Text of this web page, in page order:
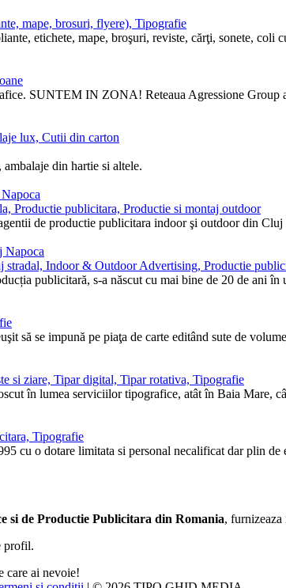
mape, brosuri, flyere), Tipografie
etichete, mape, broşuri, reviste, cărţi, sonete, coli
SUNTEM IN ZONA! Reteaua Agressione Group
lux, Cutii din carton
din hartie si altele.
Productie publicitara, Productie si montaj outdoor
de productie publicitara indoor şi outdoor din
Napoca
stradal, Indoor & Outdoor Advertising, Productie
publicitară, s-a născut cu mai bine de 20 de ani în
să se impună pe piaţa de carte editând sute de
si ziare, Tipar digital, Tipar rotativa, Tipografie
în lumea serviciilor tipografice, atât în Baia Mare,
Tipografie
cu o dotare limitata si personal necalificat dar plin de
si de Productie Publicitara din Romania,
profil.
care ai nevoie!